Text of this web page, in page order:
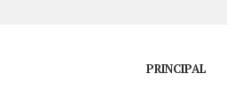
PRINCIPAL